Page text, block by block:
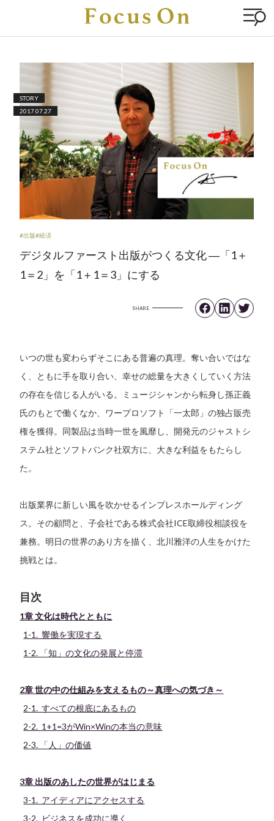
STORY
2017.07.27
#出版#経済
デジタルファースト出版がつくる文化 ―「1＋
1＝2」を「1＋1＝3」にする
SHARE
いつの世も変わらずそこにある普遍の真理。奪い合いではな
く、ともに手を取り合い、幸せの総量を大きくしていく方法
の存在を信じる人がいる。ミュージシャンから転身し孫正義
氏のもとで働くなか、ワープロソフト「一太郎」の独占販売
権を獲得。同製品は当時一世を風靡し、開発元のジャストシ
ステム社とソフトバンク社双方に、大きな利益をもたらし
た。
出版業界に新しい風を吹かせるインプレスホールディング
ス。その顧問と、子会社である株式会社ICE取締役相談役を
兼務。明日の世界のあり方を描く、北川雅洋の人生をかけた
挑戦とは。
目次
1章 文化は時代とともに
1-1. 響働を実現する
1-2. 「知」の文化の発展と停滞
2章 世の中の仕組みを支えるもの～真理への気づき～
2-1. すべての根底にあるもの
2-2. 1+1=3がWin×Winの本当の意味
2-3. 「人」の価値
3章 出版のあしたの世界がはじまる
3-1. アイディアにアクセスする
3-2. ビジネスを成功に導く